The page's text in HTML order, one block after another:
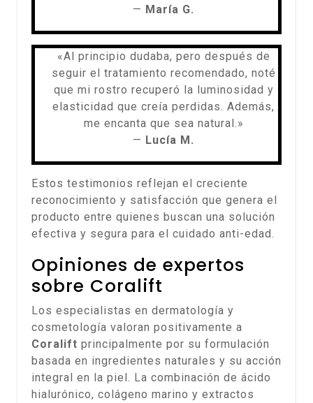
— María G.
«Al principio dudaba, pero después de
seguir el tratamiento recomendado, noté
que mi rostro recuperó la luminosidad y
elasticidad que creía perdidas. Además,
me encanta que sea natural.»
— Lucía M.
Estos testimonios reflejan el creciente
reconocimiento y satisfacción que genera el
producto entre quienes buscan una solución
efectiva y segura para el cuidado anti-edad.
Opiniones de expertos
sobre Coralift
Los especialistas en dermatología y
cosmetología valoran positivamente a
Coralift principalmente por su formulación
basada en ingredientes naturales y su acción
integral en la piel. La combinación de ácido
hialurónico, colágeno marino y extractos